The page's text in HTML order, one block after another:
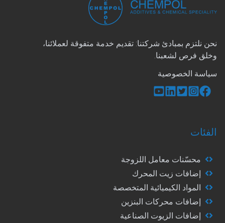
نحن نلتزم بمبادئ شركتنا: تقديم خدمة متفوقة لعملائنا،
وخلق فرص لشعبنا.
سياسة الخصوصية
الفئات
محسّنات معامل اللزوجة
إضافات زيت المحرك
المواد الكيميائية المتخصصة
إضافات محركات البنزين
إضافات الزيوت الصناعية